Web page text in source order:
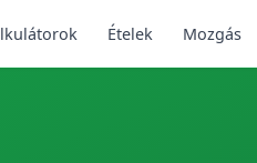
Ételek Mozgás